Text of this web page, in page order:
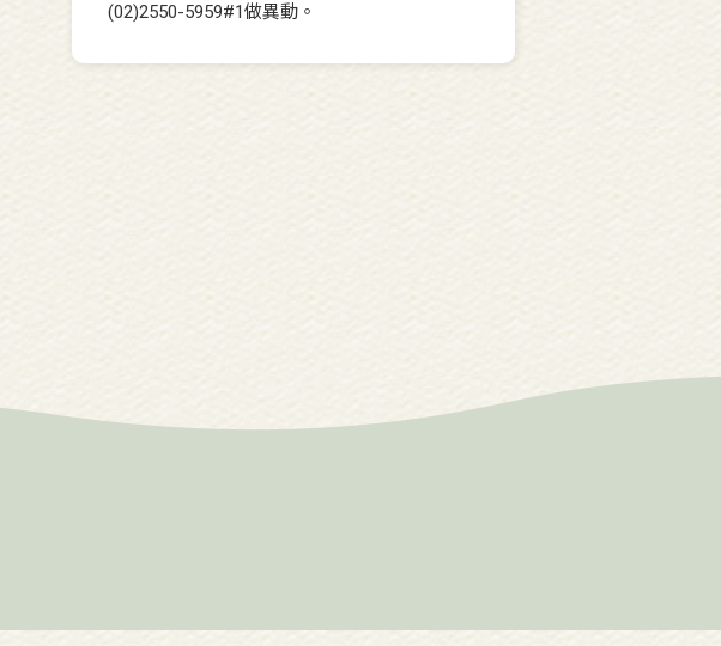
(02)2550-5959#1做異動。